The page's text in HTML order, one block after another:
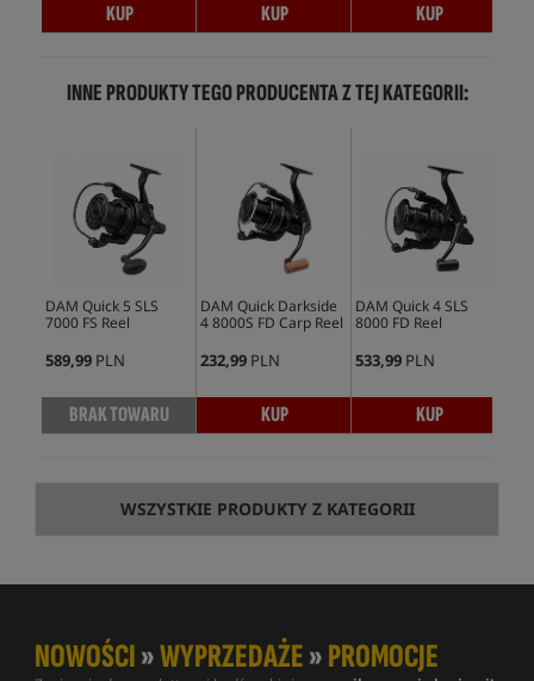
KUP KUP KUP
INNE PRODUKTY TEGO PRODUCENTA Z TEJ KATEGORII:
DAM Quick 5 SLS
7000 FS Reel
589,99 PLN
BRAK TOWARU
DAM Quick Darkside
4 8000S FD Carp Reel
232,99 PLN
KUP
DAM Quick 4 SLS
8000 FD Reel
533,99 PLN
KUP
WSZYSTKIE PRODUKTY Z KATEGORII
NOWOŚCI»WYPRZEDAŻE»PROMOCJE